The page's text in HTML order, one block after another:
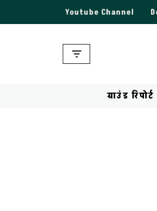
Youtube Channel
ग्राउंड